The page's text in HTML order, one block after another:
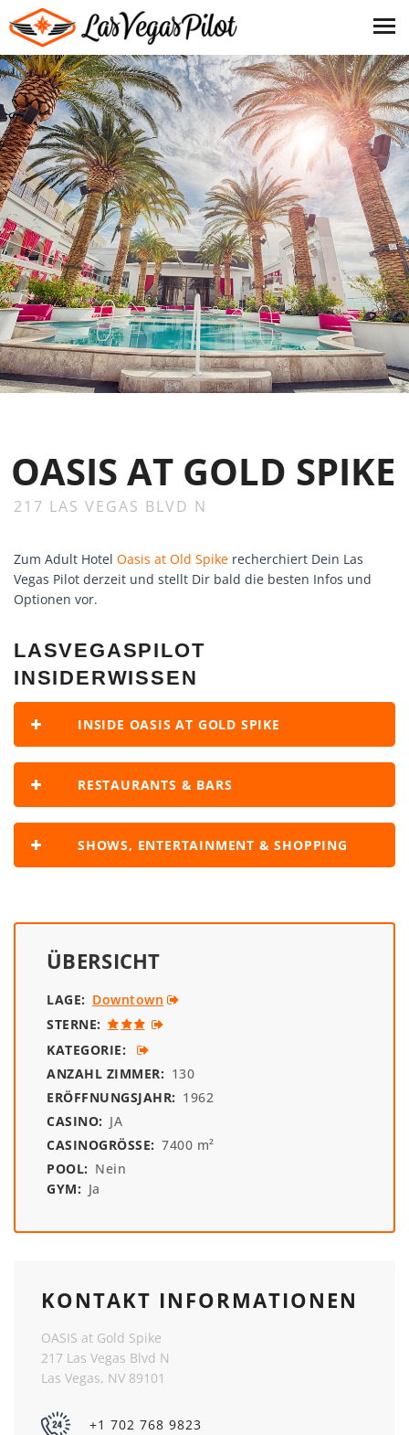
OASIS AT GOLD SPIKE
217 LAS VEGAS BLVD N
Zum Adult Hotel Oasis at Old Spike recherchiert Dein Las
Vegas Pilot derzeit und stellt Dir bald die besten Infos und
Optionen vor.
LASVEGASPILOT
INSIDERWISSEN
INSIDE OASIS AT GOLD SPIKE
RESTAURANTS & BARS
SHOWS, ENTERTAINMENT & SHOPPING
ÜBERSICHT
LAGE: Downtown
STERNE:
KATEGORIE:
ANZAHL ZIMMER: 130
ERÖFFNUNGSJAHR: 1962
CASINO: JA
CASINOGRÖSSE: 7400 m²
POOL: Nein
GYM: Ja
KONTAKT INFORMATIONEN
OASIS at Gold Spike
217 Las Vegas Blvd N
Las Vegas, NV 89101
+1 702 768 9823